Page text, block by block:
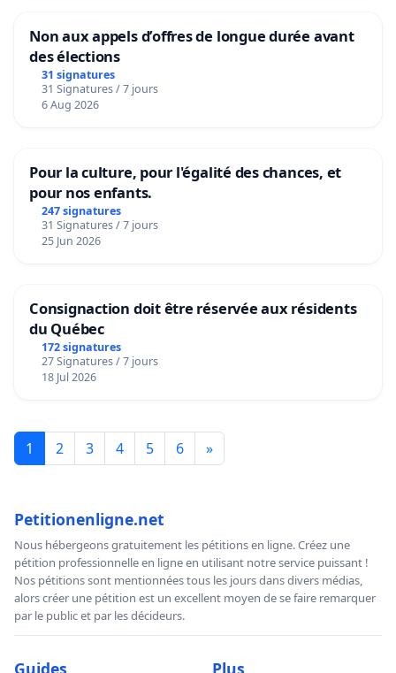
Non aux appels d’offres de longue durée avant
des élections
31 signatures
31 Signatures / 7 jours
6 Aug 2026
Pour la culture, pour l'égalité des chances, et
pour nos enfants.
247 signatures
31 Signatures / 7 jours
25 Jun 2026
Consignaction doit être réservée aux résidents
du Québec
172 signatures
27 Signatures / 7 jours
18 Jul 2026
1 2 3 4 5 6 »
Petitionenligne.net
Nous hébergeons gratuitement les pétitions en ligne. Créez une
pétition professionnelle en ligne en utilisant notre service puissant !
Nos pétitions sont mentionnées tous les jours dans divers médias,
alors créer une pétition est un excellent moyen de se faire remarquer
par le public et par les décideurs.
Guides Plus